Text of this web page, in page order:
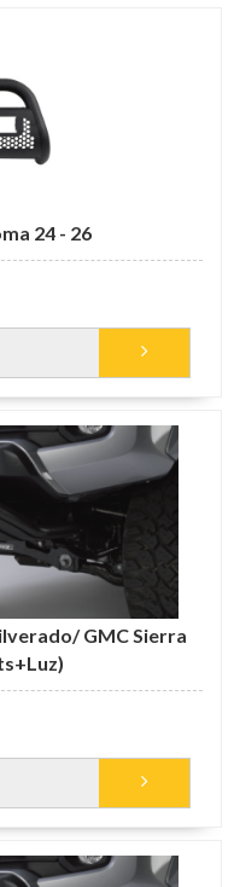
24 - 26
GMC Sierra